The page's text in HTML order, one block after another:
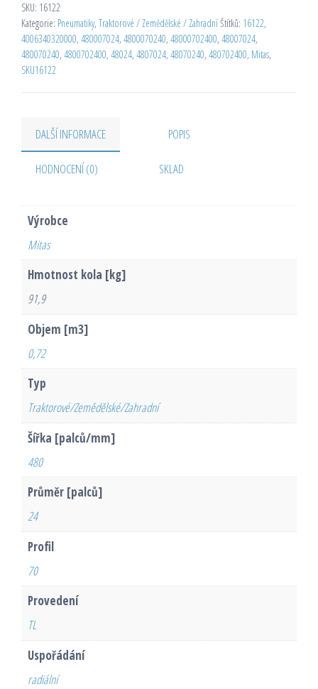
SKU: 16122
Kategorie: Pneumatiky, Traktorové / Zemědělské / ZahradníŠtítků: 16122,
4006340320000, 480007024, 4800070240, 48000702400, 48007024,
480070240, 4800702400, 48024, 4807024, 48070240, 480702400, Mitas,
SKU16122
DALŠÍ INFORMACE POPIS
HODNOCENÍ (0) SKLAD
Výrobce
Mitas
Hmotnost kola [kg]
91,9
Objem [m3]
0,72
Typ
Traktorové/Zemědělské/Zahradní
Šířka [palců/mm]
480
Průměr [palců]
24
Profil
70
Provedení
TL
Uspořádání
radiální